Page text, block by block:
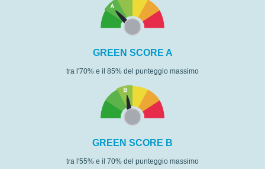
GREEN SCORE A
tra l'70% e il 85% del punteggio massimo
GREEN SCORE B
tra l'55% e il 70% del punteggio massimo